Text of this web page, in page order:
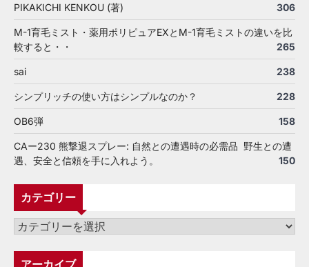
PIKAKICHI KENKOU (著) 306
M-1育毛ミスト・薬用ポリピュアEXとM-1育毛ミストの違いを比
較すると・・
265
sai 238
シンプリッチの使い方はシンプルなのか？ 228
OB6弾 158
CAー230 熊撃退スプレー: 自然との遭遇時の必需品 野生との遭
遇、安全と信頼を手に入れよう。
150
カテゴリー
カ
ゴアーカイブ